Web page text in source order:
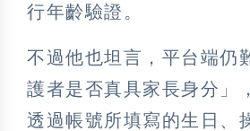
行年齡驗證。
不過他也坦言，平台端仍
護者是否真具家長身分」
透過帳號所填寫的生日、